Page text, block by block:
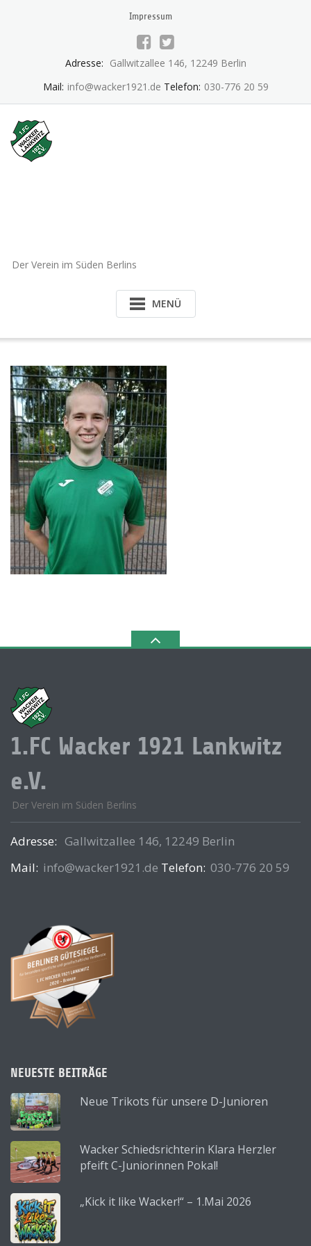
Impressum
Adresse: Gallwitzallee 146, 12249 Berlin
Mail: info@wacker1921.de Telefon: 030-776 20 59
Der Verein im Süden Berlins
MENÜ
1.FC Wacker 1921 Lankwitz
e.V.
Der Verein im Süden Berlins
Adresse: Gallwitzallee 146, 12249 Berlin
Mail: info@wacker1921.de Telefon: 030-776 20 59
NEUESTE BEITRÄGE
Neue Trikots für unsere D-Junioren
Wacker Schiedsrichterin Klara Herzler
pfeift C-Juniorinnen Pokal!
„Kick it like Wacker!“ – 1.Mai 2026